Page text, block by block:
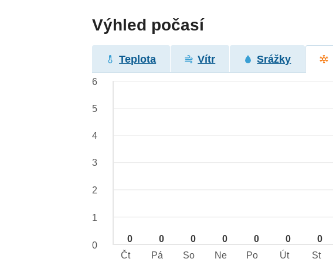
Výhled počasí
Teplota Vítr Srážky
0 0 0 0 0 0 0
6
5
4
3
2
1
0
Čt
Pá So Ne Po Út St